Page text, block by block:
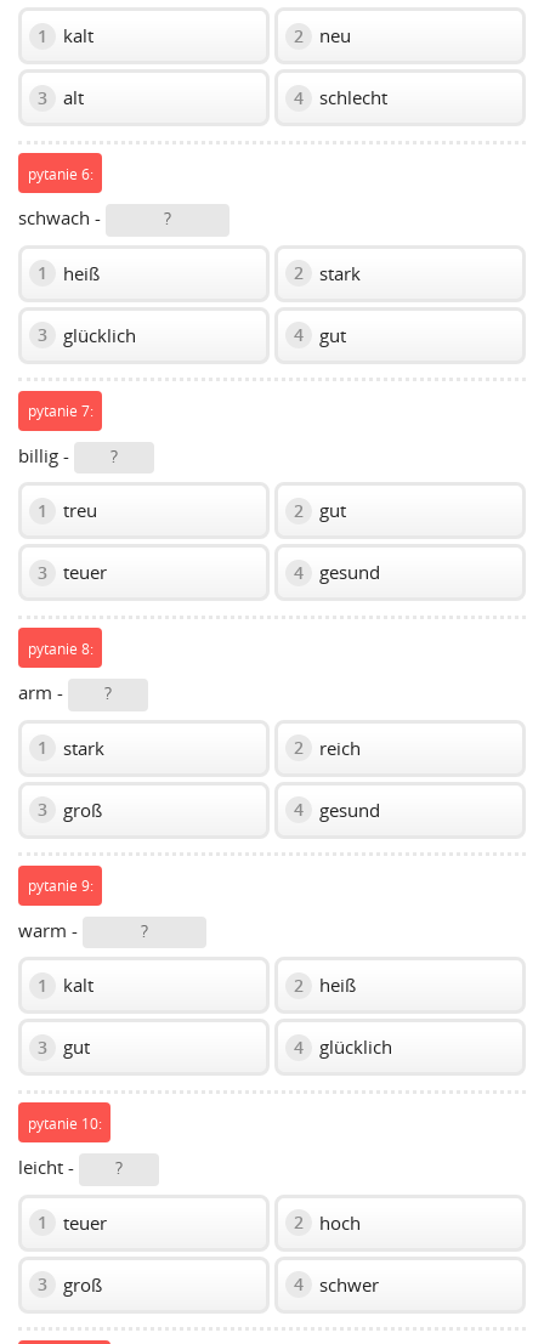
1 kalt 2 neu
3 alt 4 schlecht
pytanie 6:
schwach - ?
1 heiß 2 stark
3 glücklich 4 gut
pytanie 7:
billig - ?
1 treu 2 gut
3 teuer 4 gesund
pytanie 8:
arm - ?
1 stark 2 reich
3 groß 4 gesund
pytanie 9:
warm - ?
1 kalt 2 heiß
3 gut 4 glücklich
pytanie 10:
leicht - ?
1 teuer 2 hoch
3 groß 4 schwer